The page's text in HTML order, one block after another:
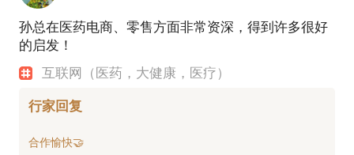
孙总在医药电商、零售方面非常资深，得到许多很好
的启发！
互联网（医药，大健康，医疗）
行家回复